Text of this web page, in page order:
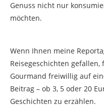
Genuss nicht nur
möchten.
Wenn Ihnen meine
Reisegeschichten gefallen,
Gourmand freiwillig auf
Beitrag – ob 3, 5 oder 20
Geschichten zu erzählen.